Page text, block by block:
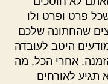
פרט ופרט ולו
שהחתונה שלכם
היטב לעובדה
אחרי הכל, מה
תגיע לאורחים